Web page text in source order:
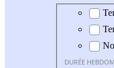
Durée
DURÉE